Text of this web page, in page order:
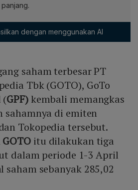
dengan menggunakan AI
saham terbesar PT
Tbk (GOTO), GoTo
(GPF)kembali memangkas
sahamnya di emiten
Tokopedia tersebut.
GOTO itu dilakukan tiga
dalam periode 1-3 April
saham sebanyak 285,02